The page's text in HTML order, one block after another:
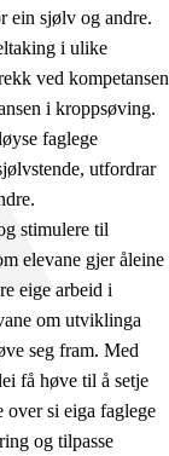
ein sjølv og andre.
i ulike
ved kompetansen
i kroppsøving.
faglege
utfordrar
stimulere til
elevane gjer åleine
eige arbeid i
om utviklinga
seg fram. Med
få høve til å setje
si eiga faglege
og tilpasse